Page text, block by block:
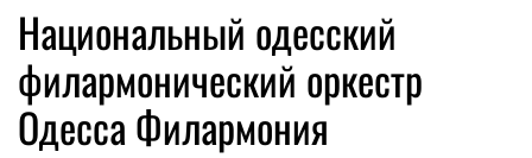
Национальный одесский
филармонический оркестр
Одесса Филармония